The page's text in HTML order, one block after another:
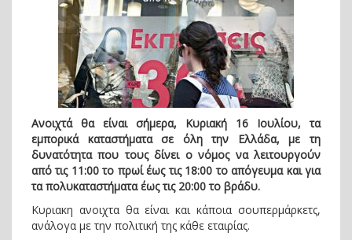
Ανοιχτά θα είναι σήμερα, Κυριακή 16 Ιουλίου, τα
εμπορικά καταστήματα σε όλη την Ελλάδα, με τη
δυνατότητα που τους δίνει ο νόμος να λειτουργούν
από τις 11:00 το πρωί έως τις 18:00 το απόγευμα και για
τα πολυκαταστήματα έως τις 20:00 το βράδυ.
Κυριακη ανοιχτα θα είναι και κάποια σουπερμάρκετς,
ανάλογα με την πολιτική της κάθε εταιρίας.